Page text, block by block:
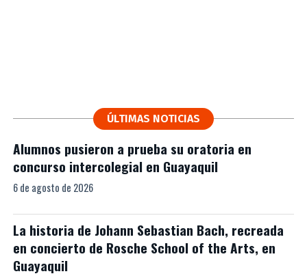
ÚLTIMAS NOTICIAS
Alumnos pusieron a prueba su oratoria en
concurso intercolegial en Guayaquil
6 de agosto de 2026
La historia de Johann Sebastian Bach, recreada
en concierto de Rosche School of the Arts, en
Guayaquil